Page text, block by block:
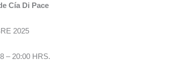
Cía Di Pace
2025
– 20:00 HRS.